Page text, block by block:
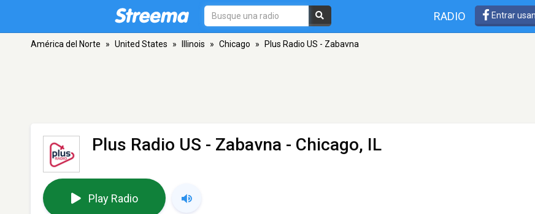
RADIO Entrar
América del Norte » United States » Illinois » Chicago » Plus Radio US - Zabavna
Plus Radio US - Zabavna - Chicago, IL
Play Radio